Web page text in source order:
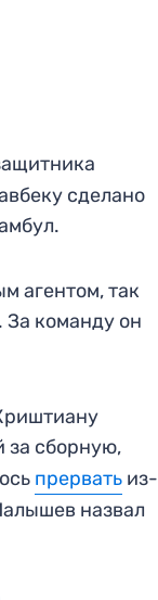
сделано
агентом, так
За команду он
за сборную,
прервать из-
назвал